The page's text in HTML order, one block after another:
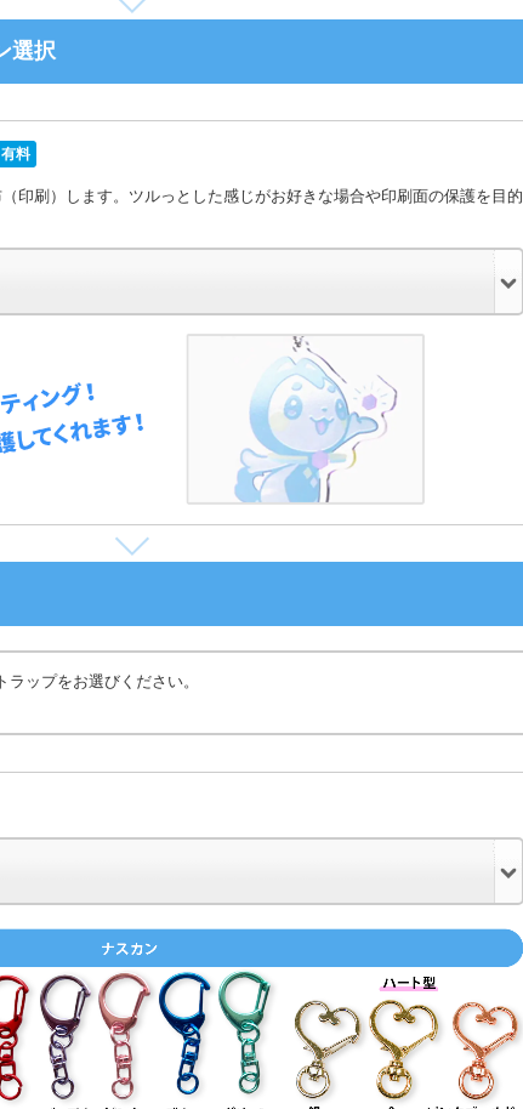
選択
有料
印刷）します。ツルっとした感じがお好きな場合や印刷面の保護を目的
ップをお選びください。